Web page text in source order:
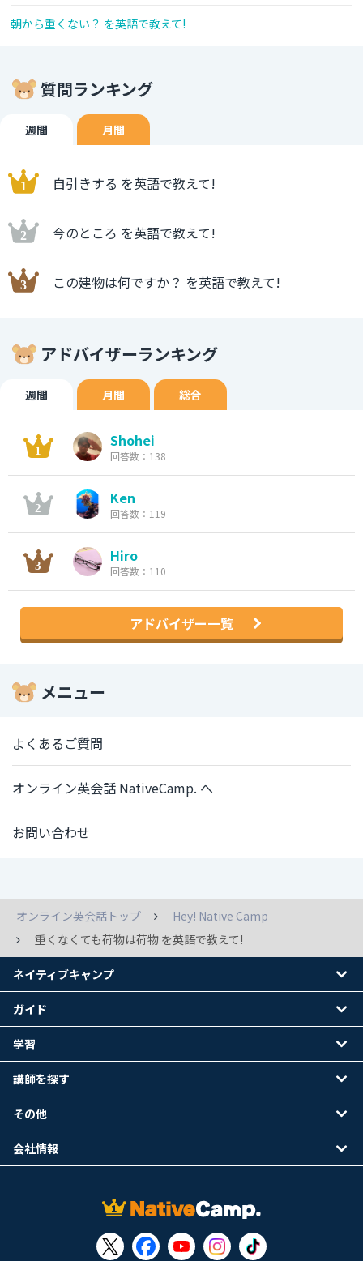
朝から重くない？ を英語で教えて!
質問ランキング
週間 月間
自引きする を英語で教えて!
今のところ を英語で教えて!
この建物は何ですか？ を英語で教えて!
アドバイザーランキング
週間 月間 総合
Shohei
回答数：138
Ken
回答数：119
Hiro
回答数：110
アドバイザー一覧
メニュー
よくあるご質問
オンライン英会話 NativeCamp. へ
お問い合わせ
オンライン英会話トップ
Hey! Native Camp
重くなくても荷物は荷物 を英語で教えて!
ネイティブキャンプ
ガイド
学習
講師を探す
その他
会社情報